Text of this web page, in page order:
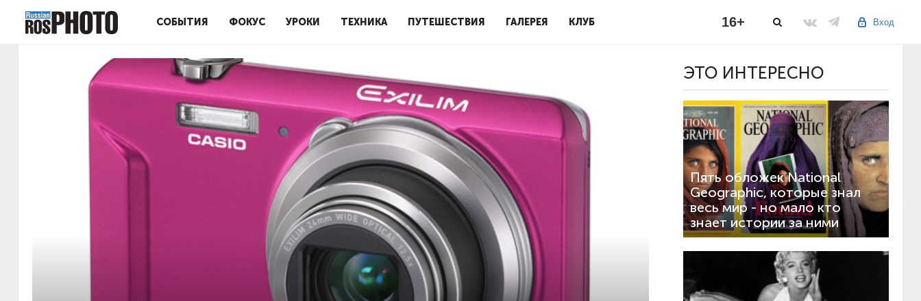
СОБЫТИЯ ФОКУС УРОКИ ТЕХНИКА ПУТЕШЕСТВИЯ ГАЛЕРЕЯ КЛУБ Вход
16+
ЭТО ИНТЕРЕСНО
Пять обложек National
Geographic, которые знал
весь мир - но мало кто
знает истории за ними